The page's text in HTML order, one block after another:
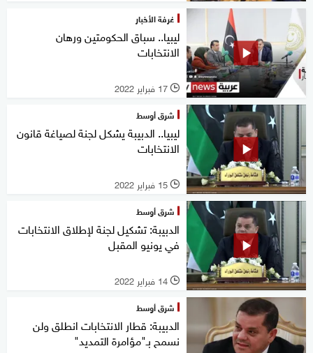
غرفة الأخبار
ليبيا.. سباق الحكومتين ورهان
الانتخابات
l 17 فبراير 2022
شرق أوسط
ليبيا.. الدبيبة يشكل لجنة لصياغة قانون
الانتخابات
l 15 فبراير 2022
شرق أوسط
الدبيبة: تشكيل لجنة لإطلاق الانتخابات
في يونيو المقبل
l 14 فبراير 2022
شرق أوسط
الدبيبة: قطار الانتخابات انطلق ولن
نسمح بـ"مؤامرة التمديد"